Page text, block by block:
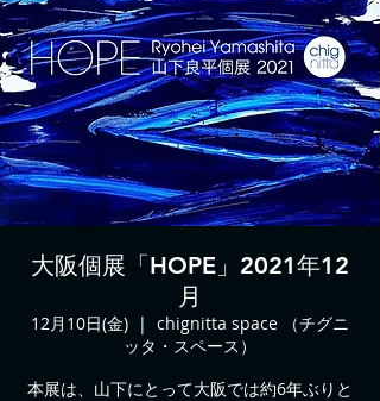
大阪個展「HOPE」2021年12
月
12月10日(金)
  |
chignitta space （チグニ
ッタ・スペース）
本展は、山下にとって大阪では約6年ぶりと